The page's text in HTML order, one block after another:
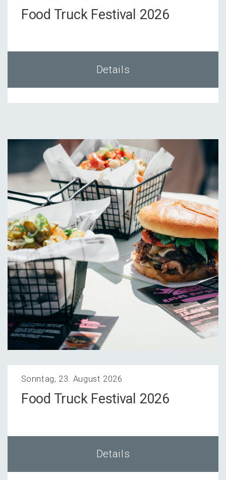
Food Truck Festi­val 2026
Details
Sonntag, 23. August 2026
Food Truck Festi­val 2026
Details